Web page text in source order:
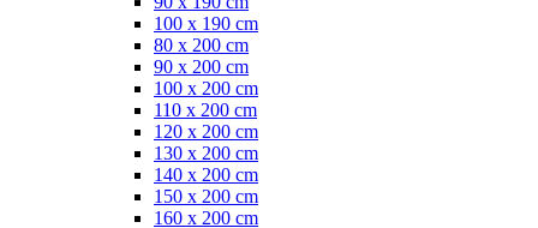
100 x 190 cm
80 x 200 cm
90 x 200 cm
100 x 200 cm
110 x 200 cm
120 x 200 cm
130 x 200 cm
140 x 200 cm
150 x 200 cm
160 x 200 cm